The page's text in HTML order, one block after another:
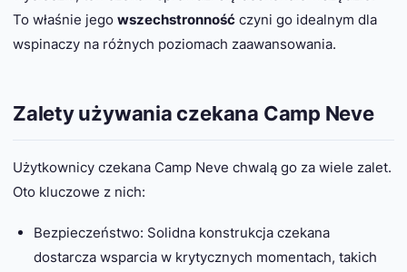
To właśnie jego wszechstronność czyni go idealnym dla
wspinaczy na różnych poziomach zaawansowania.
Zalety używania czekana Camp Neve
Użytkownicy czekana Camp Neve chwalą go za wiele zalet.
Oto kluczowe z nich:
Bezpieczeństwo: Solidna konstrukcja czekana
dostarcza wsparcia w krytycznych momentach, takich